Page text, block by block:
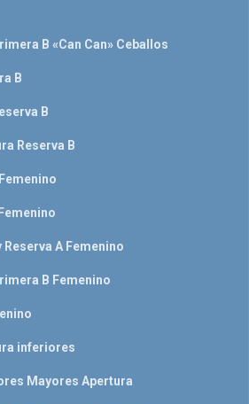
B «Can Can» Ceballos
B
B
Reserva B
A Femenino
B Femenino
inferiores
Mayores Apertura